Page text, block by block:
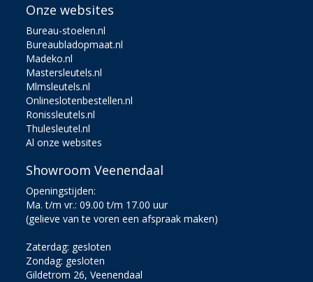
Onze websites
Bureau-stoelen.nl
Bureaubladopmaat.nl
Madeko.nl
Mastersleutels.nl
Mlmsleutels.nl
Onlineslotenbestellen.nl
Ronissleutels.nl
Thulesleutel.nl
Al onze websites
Showroom Veenendaal
Openingstijden:
Ma. t/m vr.: 09.00 t/m 17.00 uur
(gelieve van te voren een afspraak maken)
Zaterdag: gesloten
Zondag: gesloten
Gildetrom 26, Veenendaal